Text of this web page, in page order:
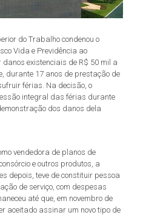
do Trabalho condenou o
Vida e Previdência ao
existenciais de R$ 50 mil a
durante 17 anos de prestação de
férias. Na decisão, o
integral das férias durante
dos danos dela
vendedora de planos de
e outros produtos, a
depois, teve de constituir pessoa
de serviço, com despesas
até que, em novembro de
aceitado assinar um novo tipo de